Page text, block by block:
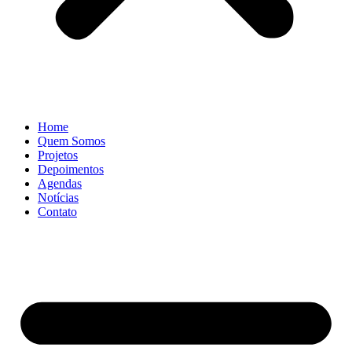
Home
Quem Somos
Projetos
Depoimentos
Agendas
Notícias
Contato